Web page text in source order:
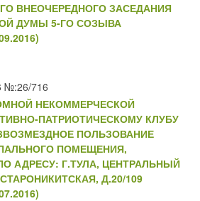
ВНЕОЧЕРЕДНОГО ЗАСЕДАНИЯ
ДУМЫ 5-ГО СОЗЫВА
№:26/716
НЕКОММЕРЧЕСКОЙ
ПАТРИОТИЧЕСКОМУ КЛУБУ
ПОЛЬЗОВАНИЕ
ПОМЕЩЕНИЯ,
АДРЕСУ: Г.ТУЛА, ЦЕНТРАЛЬНЫЙ
Д.20/109